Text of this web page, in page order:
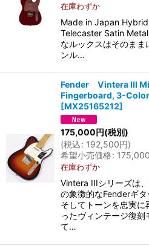
在庫わずか
Made in Japan
Telecaster Satin
なルックスはそのまま
ンル…
Fender Vintera III
Fingerboard, 3-
[MX25165212]
175,000円(税別)
(税込: 192,500円)
希望小売価格: 175,000
在庫わずか
Vintera IIIシリーズは
の象徴的なFenderギタ
そしてトーンを忠実に
ったヴィンテージ復刻
て…